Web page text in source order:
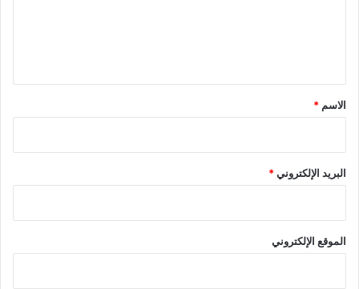
*
الاسم *
البريد الإلكتروني*
الموقع الإلكتروني